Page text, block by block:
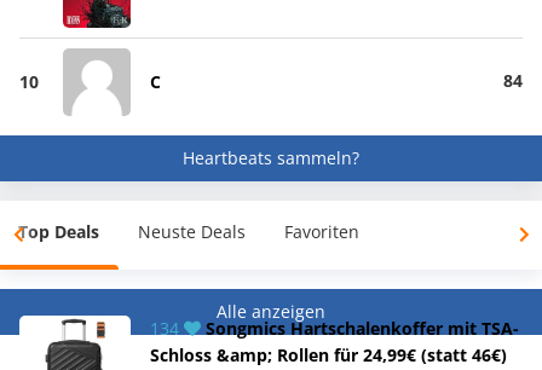
10 C 84
Heartbeats sammeln?
Top Deals Neuste Deals Favoriten
Alle anzeigen
134
Songmics Hartschalenkoffer mit TSA-
Schloss &amp; Rollen für 24,99€ (statt 46€)